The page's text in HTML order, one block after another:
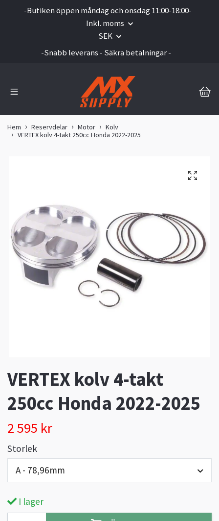
-Butiken öppen måndag och onsdag 11:00-18:00-
Inkl. moms
SEK
-Snabb leverans - Säkra betalningar -
Hem Reservdelar Motor
Kolv
VERTEX kolv 4-takt 250cc Honda 2022-2025
VERTEX kolv 4-takt
250cc Honda 2022-2025
2 595 kr
Storlek
A - 78,96mm
I lager